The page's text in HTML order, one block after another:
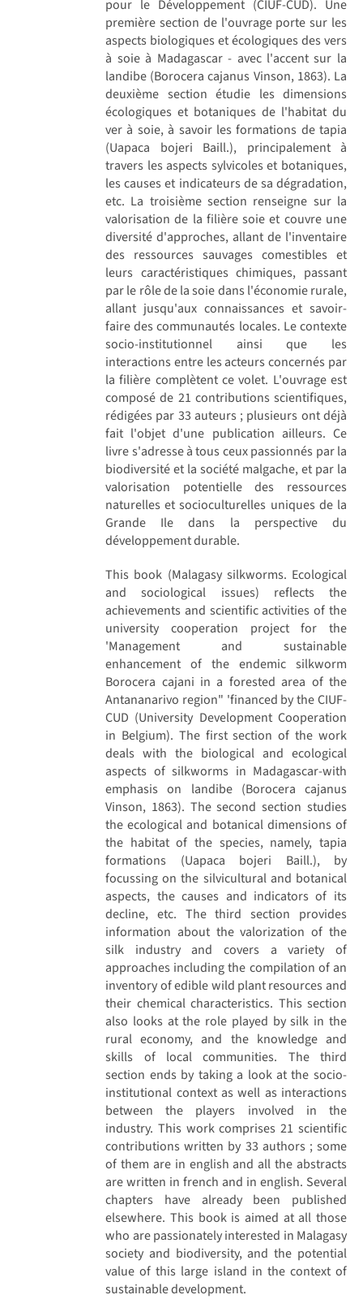
pour le Développement (CIUF-CUD). Une
première section de l'ouvrage porte sur les
aspects biologiques et écologiques des vers
à soie à Madagascar - avec l'accent sur la
landibe (Borocera cajanus Vinson, 1863). La
deuxième section étudie les dimensions
écologiques et botaniques de l'habitat du
ver à soie, à savoir les formations de tapia
(Uapaca bojeri Baill.), principalement à
travers les aspects sylvicoles et botaniques,
les causes et indicateurs de sa dégradation,
etc. La troisième section renseigne sur la
valorisation de la filière soie et couvre une
diversité d'approches, allant de l'inventaire
des ressources sauvages comestibles et
leurs caractéristiques chimiques, passant
par le rôle de la soie dans l'économie rurale,
allant jusqu'aux connaissances et savoir-
faire des communautés locales. Le contexte
socio-institutionnel ainsi que les
interactions entre les acteurs concernés par
la filière complètent ce volet. L'ouvrage est
composé de 21 contributions scientifiques,
rédigées par 33 auteurs ; plusieurs ont déjà
fait l'objet d'une publication ailleurs. Ce
livre s'adresse à tous ceux passionnés par la
biodiversité et la société malgache, et par la
valorisation potentielle des ressources
naturelles et socioculturelles uniques de la
Grande Ile dans la perspective du
développement durable.
This book (Malagasy silkworms. Ecological
and sociological issues) reflects the
achievements and scientific activities of the
university cooperation project for the
'Management and sustainable
enhancement of the endemic silkworm
Borocera cajani in a forested area of the
Antananarivo region" 'financed by the CIUF-
CUD (University Development Cooperation
in Belgium). The first section of the work
deals with the biological and ecological
aspects of silkworms in Madagascar-with
emphasis on landibe (Borocera cajanus
Vinson, 1863). The second section studies
the ecological and botanical dimensions of
the habitat of the species, namely, tapia
formations (Uapaca bojeri Baill.), by
focussing on the silvicultural and botanical
aspects, the causes and indicators of its
decline, etc. The third section provides
information about the valorization of the
silk industry and covers a variety of
approaches including the compilation of an
inventory of edible wild plant resources and
their chemical characteristics. This section
also looks at the role played by silk in the
rural economy, and the knowledge and
skills of local communities. The third
section ends by taking a look at the socio-
institutional context as well as interactions
between the players involved in the
industry. This work comprises 21 scientific
contributions written by 33 authors ; some
of them are in english and all the abstracts
are written in french and in english. Several
chapters have already been published
elsewhere. This book is aimed at all those
who are passionately interested in Malagasy
society and biodiversity, and the potential
value of this large island in the context of
sustainable development.